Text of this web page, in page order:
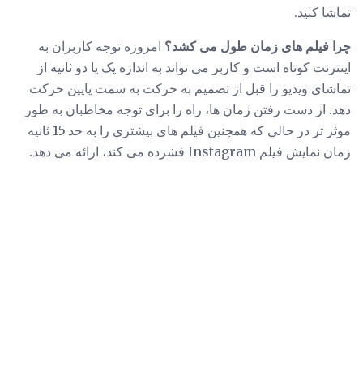
تماشا کنید.
چرا فیلم های زمان طول می کشد؟ امروزه توجه کاربران به
اینترنت کوتاه است و کاربر می تواند به اندازه یک یا دو ثانیه از
تماشای ویدیو را قبل از تصمیم به حرکت به سمت پایین حرکت
دهد. از دست رفتن زمان ها، راه را برای توجه مخاطبان به طور
موثر تر در حالی که همچنین فیلم های بیشتری را به حد 15 ثانيه
زمان نمایش فیلم Instagram فشرده می کند، ارائه می دهد.